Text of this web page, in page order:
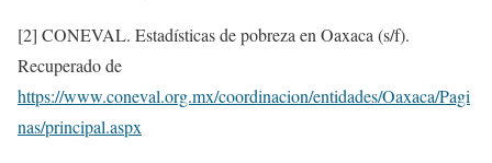
[2] CONEVAL. Estadísticas de pobreza en Oaxaca (s/f).
Recuperado de
https://www.coneval.org.mx/coordinacion/entidades/Oaxaca/Pagi
nas/principal.aspx